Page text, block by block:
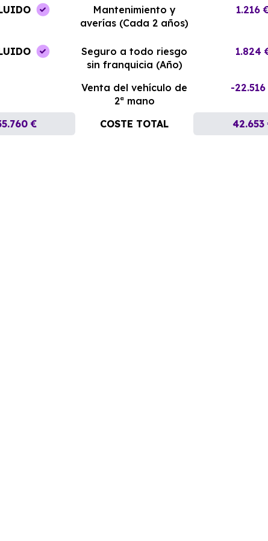
Mantenimiento y
averías (Cada 2 años)
1.216
Seguro a todo riesgo
sin franquicia (Año)
1.824
Venta del vehículo de
2ª mano
-
€ COSTE TOTAL 42.653